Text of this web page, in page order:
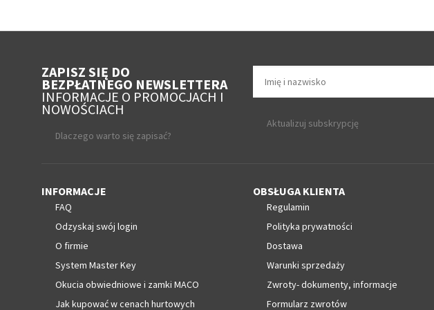
ZAPISZ SIĘ DO
BEZPŁATNEGO NEWSLETTERA
INFORMACJE O PROMOCJACH I
NOWOŚCIACH
Dlaczego warto się zapisać?
Aktualizuj subskrypcję
INFORMACJE
FAQ
Odzyskaj swój login
O firmie
System Master Key
Okucia obwiedniowe i zamki MACO
Jak kupować w cenach hurtowych
OBSŁUGA KLIENTA
Regulamin
Polityka prywatności
Dostawa
Warunki sprzedaży
Zwroty- dokumenty, informacje
Formularz zwrotów